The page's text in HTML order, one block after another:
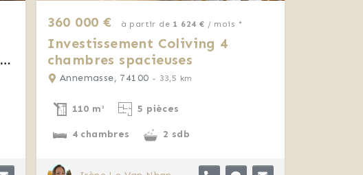
360 000 € à partir de 1 624 € / mois *
Investissement Coliving 4
chambres spacieuses
Annemasse, 74100 - 33,5 km
110 m² 5 pièces
4 chambres 2 sdb